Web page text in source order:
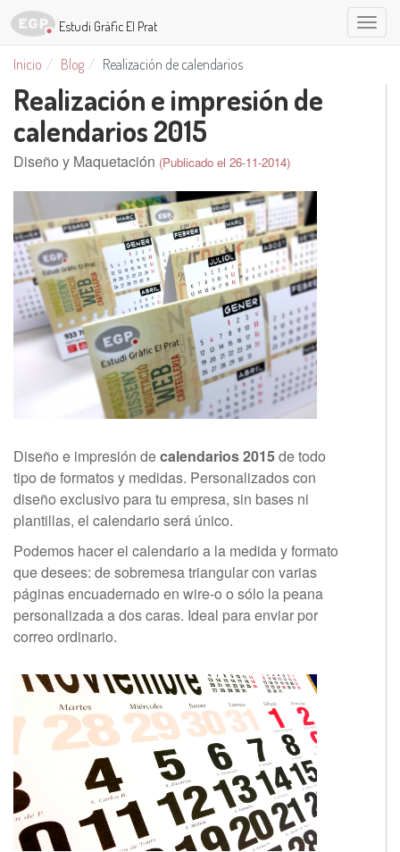
Estudi
Gràfic
Estudi Gràfic El Prat
Inicio Blog Realización de calendarios
Realización e impresión de
calendarios 2015
Diseño y Maquetación (Publicado el 26-11-2014)
Diseño e impresión decalendarios 2015de todo
tipo de formatos y medidas. Personalizados con
diseño exclusivo para tu empresa, sin bases ni
plantillas, el calendario será único.
Podemos hacer el calendario a la medida y formato
que desees: de sobremesa triangular con varias
páginas encuadernado en wire-o o sólo la peana
personalizada a dos caras. Ideal para enviar por
correo ordinario.